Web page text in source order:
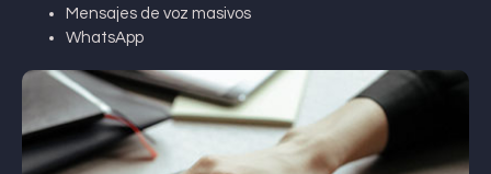
Mensajes de voz masivos
WhatsApp